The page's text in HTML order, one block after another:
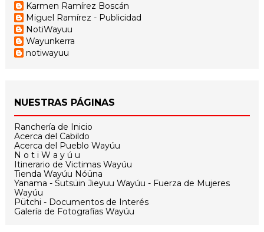
Karmen Ramírez Boscán
Miguel Ramírez - Publicidad
NotiWayuu
Wayunkerra
notiwayuu
NUESTRAS PÁGINAS
Ranchería de Inicio
Acerca del Cabildo
Acerca del Pueblo Wayúu
N o t i W a y ú u
Itinerario de Victimas Wayúu
Tienda Wayúu Nóüna
Yanama - Sutsüin Jieyuu Wayúu - Fuerza de Mujeres
Wayúu
Pütchi - Documentos de Interés
Galería de Fotografías Wayúu